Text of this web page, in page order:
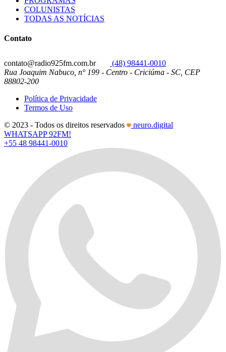
COLUNISTAS
TODAS AS NOTÍCIAS
Contato
contato@radio925fm.com.br
(48) 98441-0010
Rua Joaquim Nabuco, n° 199 - Centro - Criciúma - SC, CEP
88802-200
Política de Privacidade
Termos de Uso
© 2023 - Todos os direitos reservados
neuro.digital
WHATSAPP 92FM!
+55 48 98441-0010